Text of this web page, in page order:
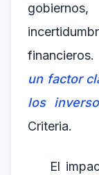
financieros.
un factor
los
Criteria.
El